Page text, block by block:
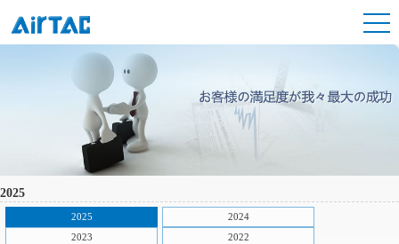
2025
2025
2024
2023
2022